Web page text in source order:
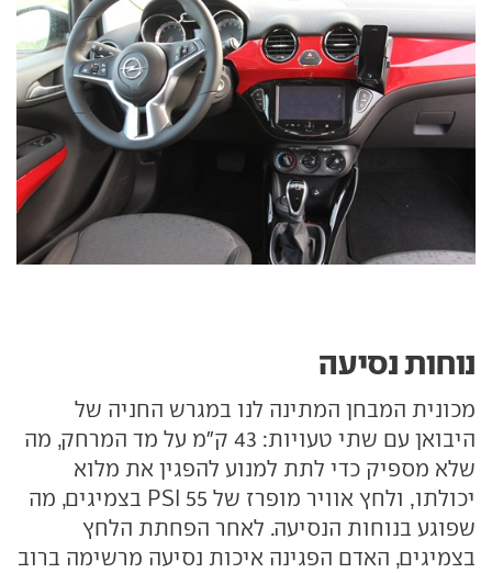
נוחות נסיעה
מכונית המבחן המתינה לנו במגרש החניה של
היבואן עם שתי טעויות: 43 ק"מ על מד המרחק, מה
שלא מספיק כדי לתת למנוע להפגין את מלוא
יכולתו, ולחץ אוויר מופרז של 55 PSI בצמיגים, מה
שפוגע בנוחות הנסיעה. לאחר הפחתת הלחץ
בצמיגים, האדם הפגינה איכות נסיעה מרשימה ברוב